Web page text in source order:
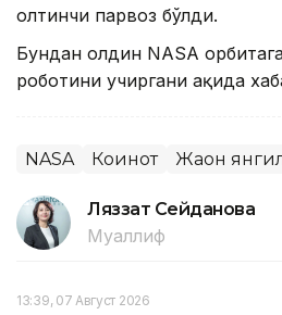
олтинчи парвоз бўлди.
Бундан олдин NASA
роботини учиргани ҳақида
NASA Коинот Жаҳон
Ляззат Сейданова
Муаллиф
13:39, 07 Август 2026